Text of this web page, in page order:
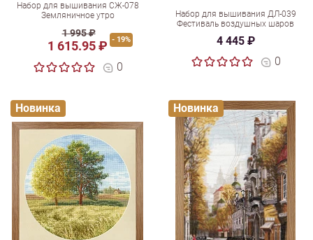
Набор для вышивания СЖ-078
Земляничное утро
1 995 ₽
1 615.95 ₽ - 19%
0
Набор для вышивания ДЛ-039
Фестиваль воздушных шаров
4 445 ₽
0
Новинка Новинка